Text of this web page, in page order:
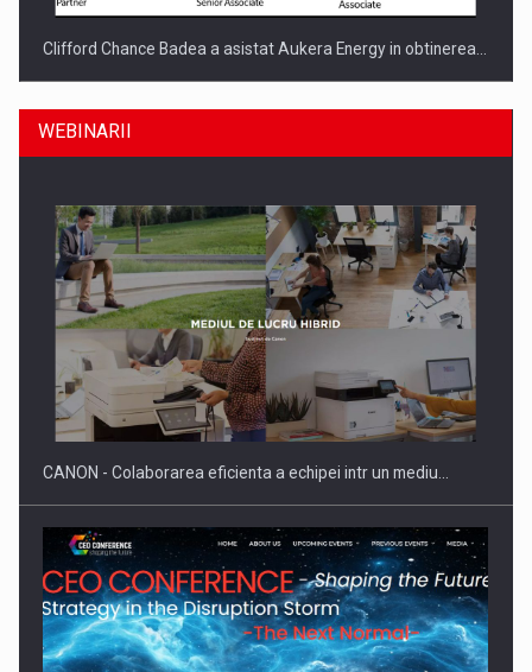
Clifford Chance Badea a asistat Aukera Energy in obtinerea…
SAPTE PERSONALITATI DIN MEDIUL DE AFACERI, ACADEMIC
SI INSTITUTIONAL…
WEBINARII
CANON - Colaborarea eficienta a echipei intr un mediu…